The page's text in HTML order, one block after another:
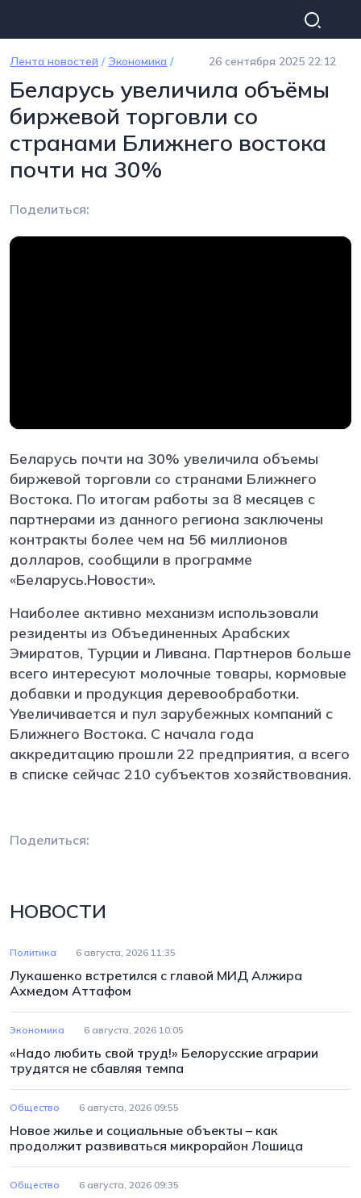
Лента новостей / Экономика / 26 сентября 2025 22:12
Беларусь увеличила объёмы
биржевой торговли со
странами Ближнего востока
почти на 30%
Поделиться:
Беларусь почти на 30% увеличила объемы
биржевой торговли со странами Ближнего
Востока. По итогам работы за 8 месяцев с
партнерами из данного региона заключены
контракты более чем на 56 миллионов
долларов, сообщили в программе
«Беларусь.Новости».
Наиболее активно механизм использовали
резиденты из Объединенных Арабских
Эмиратов, Турции и Ливана. Партнеров больше
всего интересуют молочные товары, кормовые
добавки и продукция деревообработки.
Увеличивается и пул зарубежных компаний с
Ближнего Востока. С начала года
аккредитацию прошли 22 предприятия, а всего
в списке сейчас 210 субъектов хозяйствования.
Поделиться:
НОВОСТИ
Политика 6 августа, 2026 11:35
Лукашенко встретился с главой МИД Алжира
Ахмедом Аттафом
Экономика 6 августа, 2026 10:05
«Надо любить свой труд!» Белорусские аграрии
трудятся не сбавляя темпа
Общество 6 августа, 2026 09:55
Новое жилье и социальные объекты – как
продолжит развиваться микрорайон Лошица
Общество 6 августа, 2026 09:35